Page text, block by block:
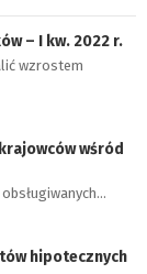
– I kw. 2022 r.
wzrostem
wśród
hipotecznych